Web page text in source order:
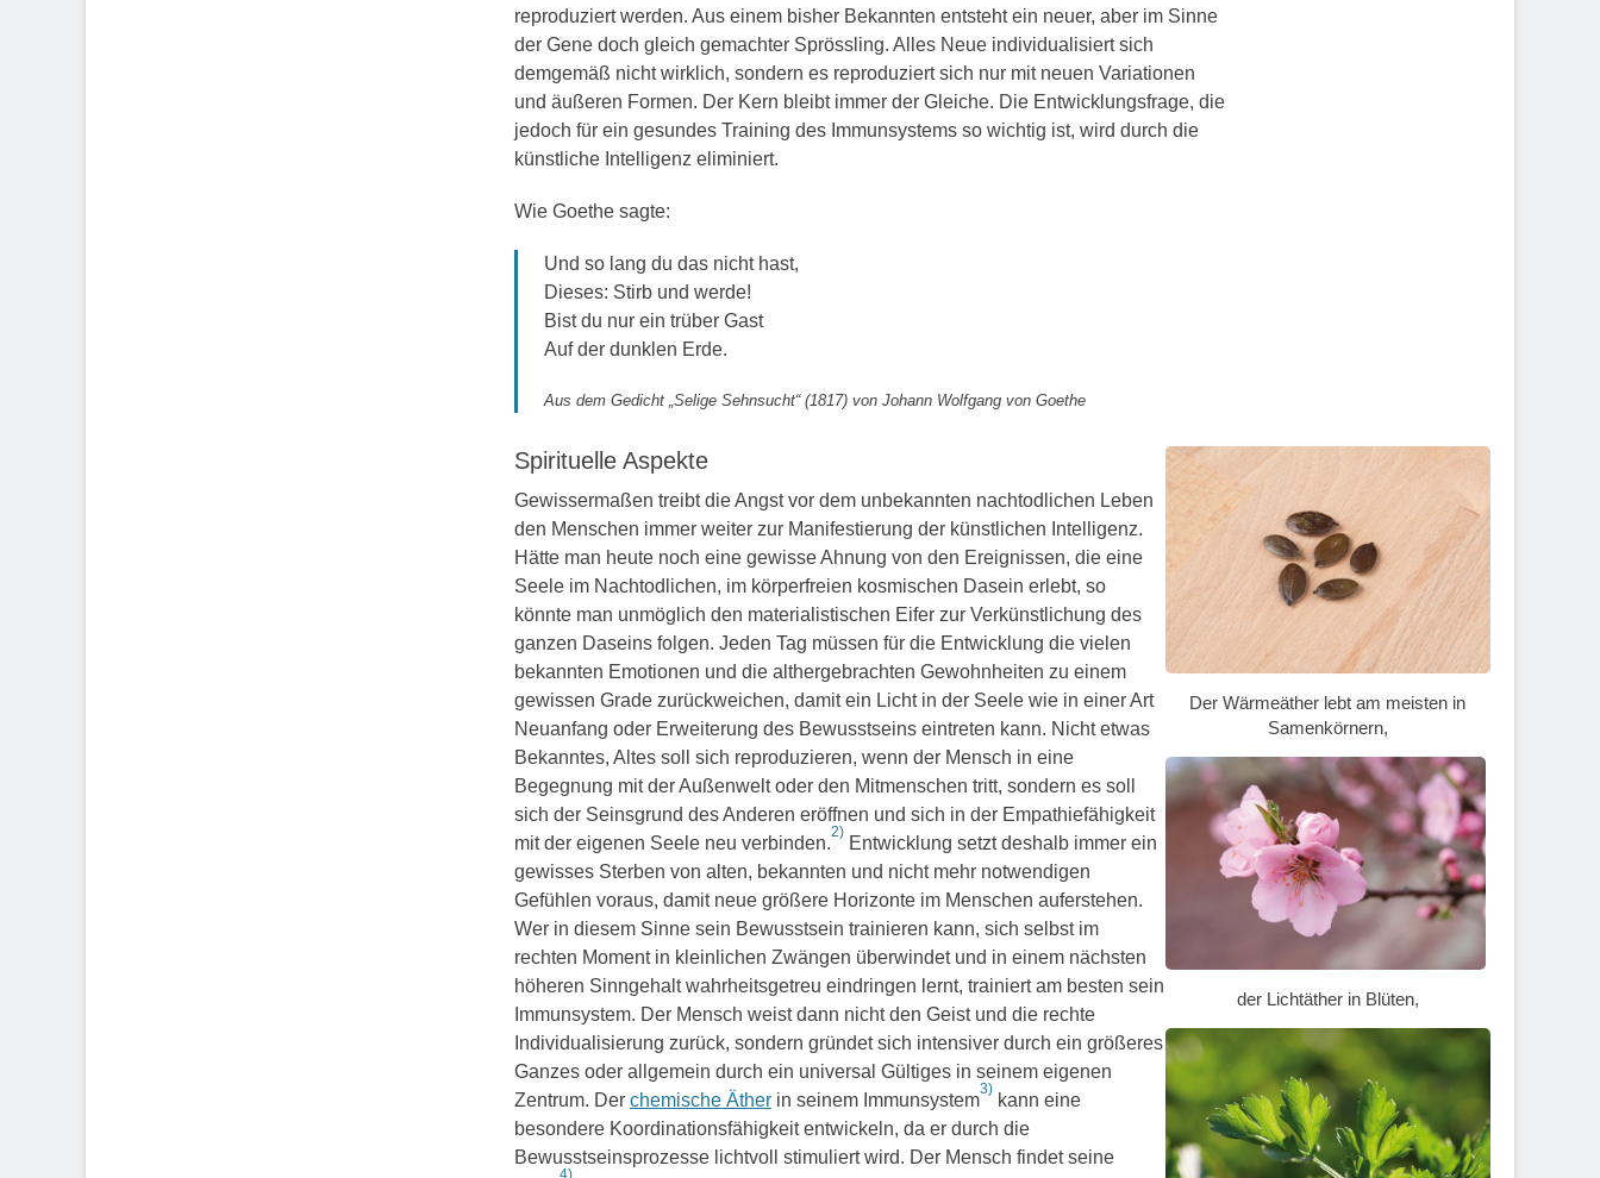
reproduziert werden. Aus einem bisher Bekannten entsteht ein neuer, aber im Sinne
der Gene doch gleich gemachter Sprössling. Alles Neue individualisiert sich
demgemäß nicht wirklich, sondern es reproduziert sich nur mit neuen Variationen
und äußeren Formen. Der Kern bleibt immer der Gleiche. Die Entwicklungsfrage, die
jedoch für ein gesundes Training des Immunsystems so wichtig ist, wird durch die
künstliche Intelligenz eliminiert.
Wie Goethe sagte:
Und so lang du das nicht hast,
Dieses: Stirb und werde!
Bist du nur ein trüber Gast
Auf der dunklen Erde.
Aus dem Gedicht „Selige Sehnsucht“ (1817) von Johann Wolfgang von Goethe
Spirituelle Aspekte
Gewissermaßen treibt die Angst vor dem unbekannten nachtodlichen Leben
den Menschen immer weiter zur Manifestierung der künstlichen Intelligenz.
Hätte man heute noch eine gewisse Ahnung von den Ereignissen, die eine
Seele im Nachtodlichen, im körperfreien kosmischen Dasein erlebt, so
könnte man unmöglich den materialistischen Eifer zur Verkünstlichung des
ganzen Daseins folgen. Jeden Tag müssen für die Entwicklung die vielen
bekannten Emotionen und die althergebrachten Gewohnheiten zu einem
gewissen Grade zurückweichen, damit ein Licht in der Seele wie in einer Art
Neuanfang oder Erweiterung des Bewusstseins eintreten kann. Nicht etwas
Bekanntes, Altes soll sich reproduzieren, wenn der Mensch in eine
Begegnung mit der Außenwelt oder den Mitmenschen tritt, sondern es soll
sich der Seinsgrund des Anderen eröffnen und sich in der Empathiefähigkeit
mit der eigenen Seele neu verbinden.
2)
Entwicklung setzt deshalb immer ein
gewisses Sterben von alten, bekannten und nicht mehr notwendigen
Gefühlen voraus, damit neue größere Horizonte im Menschen auferstehen.
Wer in diesem Sinne sein Bewusstsein trainieren kann, sich selbst im
rechten Moment in kleinlichen Zwängen überwindet und in einem nächsten
höheren Sinngehalt wahrheitsgetreu eindringen lernt, trainiert am besten sein
Immunsystem. Der Mensch weist dann nicht den Geist und die rechte
Individualisierung zurück, sondern gründet sich intensiver durch ein größeres
Ganzes oder allgemein durch ein universal Gültiges in seinem eigenen
Zentrum. Der chemische Äther in seinem Immunsystem
3)
kann eine
besondere Koordinationsfähigkeit entwickeln, da er durch die
Bewusstseinsprozesse lichtvoll stimuliert wird. Der Mensch findet seine
4)
Der Wärmeäther lebt am meisten in
Samenkörnern,
der Lichtäther in Blüten,